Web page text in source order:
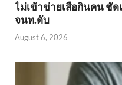
ไม่เข้าข่าย​เสือกินคน ชัด
จนท.ดับ
August 6, 2026